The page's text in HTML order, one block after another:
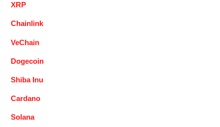
XRP
Chainlink
VeChain
Dogecoin
Shiba Inu
Cardano
Solana